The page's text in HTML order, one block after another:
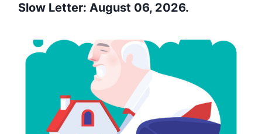
Slow Letter: August 06, 2026.